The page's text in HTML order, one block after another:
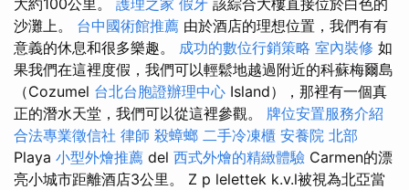
沙灘上。 台中國術館推薦 由於酒店的理想位置，我們有有
意義的休息和很多樂趣。 成功的數位行銷策略 室內裝修 如
果我們在這裡度假，我們可以輕鬆地越過附近的科蘇梅爾島
（Cozumel 台北台胞證辦理中心 Island），那裡有一個真
正的潛水天堂，我們可以從這裡參觀。 牌位安置服務介紹
合法專業徵信社 律師 殺蟑螂 二手冷凍櫃 安養院 北部
Playa 小型外燴推薦 del 西式外燴的精緻體驗 Carmen的漂
亮小城市距離酒店3公里。 Z p lelettek k.v.l被視為北亞當